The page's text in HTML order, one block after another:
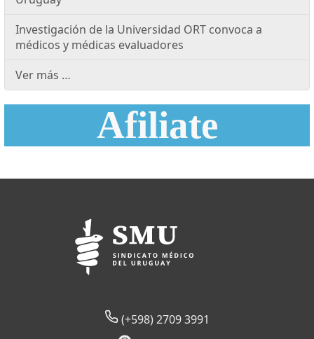
Investigación de la Universidad ORT convoca a
médicos y médicas evaluadores
Ver más …
Afiliate
(+598) 2709 3991